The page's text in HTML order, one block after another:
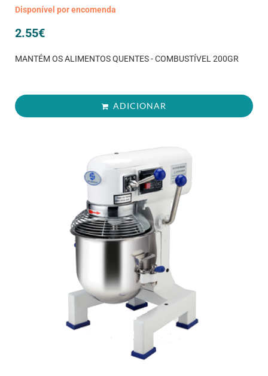
Disponível por encomenda
2.55€
MANTÉM OS ALIMENTOS QUENTES - COMBUSTÍVEL 200GR
ADICIONAR